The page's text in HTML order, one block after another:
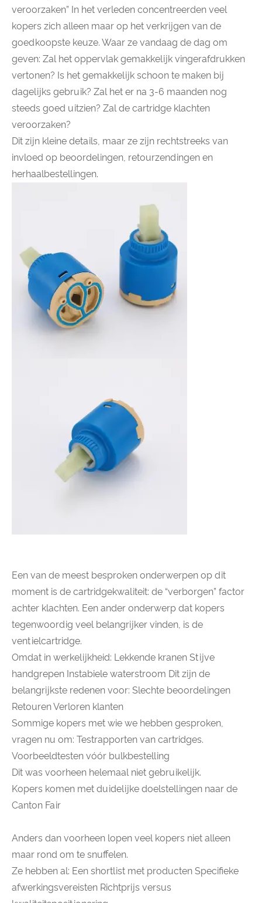
veroorzaken” In het verleden concentreerden veel
kopers zich alleen maar op het verkrijgen van de
goedkoopste keuze. Waar ze vandaag de dag om
geven: Zal ​​het oppervlak gemakkelijk vingerafdrukken
vertonen? Is het gemakkelijk schoon te maken bij
dagelijks gebruik? Zal het er na 3-6 maanden nog
steeds goed uitzien? Zal de cartridge klachten
veroorzaken?
Dit zijn kleine details, maar ze zijn rechtstreeks van
invloed op beoordelingen, retourzendingen en
herhaalbestellingen.
Een van de meest besproken onderwerpen op dit
moment is de cartridgekwaliteit: de “verborgen” factor
achter klachten. Een ander onderwerp dat kopers
tegenwoordig veel belangrijker vinden, is de
ventielcartridge.
Omdat in werkelijkheid: Lekkende kranen Stijve
handgrepen Instabiele waterstroom Dit zijn de
belangrijkste redenen voor: Slechte beoordelingen
Retouren Verloren klanten
Sommige kopers met wie we hebben gesproken,
vragen nu om: Testrapporten van cartridges.
Voorbeeldtesten vóór bulkbestelling
Dit was voorheen helemaal niet gebruikelijk.
Kopers komen met duidelijke doelstellingen naar de
Canton Fair
Anders dan voorheen lopen veel kopers niet alleen
maar rond om te snuffelen.
Ze hebben al: Een shortlist met producten Specifieke
afwerkingsvereisten Richtprijs versus